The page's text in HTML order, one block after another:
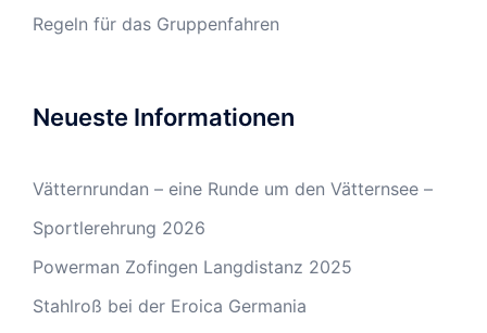
Regeln für das Gruppenfahren
Neueste Informationen
Vätternrundan – eine Runde um den Vätternsee –
Sportlerehrung 2026
Powerman Zofingen Langdistanz 2025
Stahlroß bei der Eroica Germania